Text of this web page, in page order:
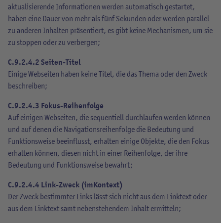
aktualisierende Informationen werden automatisch gestartet,
haben eine Dauer von mehr als fünf Sekunden oder werden parallel
zu anderen Inhalten präsentiert, es gibt keine Mechanismen, um sie
zu stoppen oder zu verbergen;
C.9.2.4.2 Seiten-Titel
Einige Webseiten haben keine Titel, die das Thema oder den Zweck
beschreiben;
C.9.2.4.3 Fokus-Reihenfolge
Auf einigen Webseiten, die sequentiell durchlaufen werden können
und auf denen die Navigationsreihenfolge die Bedeutung und
Funktionsweise beeinflusst, erhalten einige Objekte, die den Fokus
erhalten können, diesen nicht in einer Reihenfolge, der ihre
Bedeutung und Funktionsweise bewahrt;
C.9.2.4.4 Link-Zweck (im Kontext)
Der Zweck bestimmter Links lässt sich nicht aus dem Linktext oder
aus dem Linktext samt nebenstehendem Inhalt ermitteln;